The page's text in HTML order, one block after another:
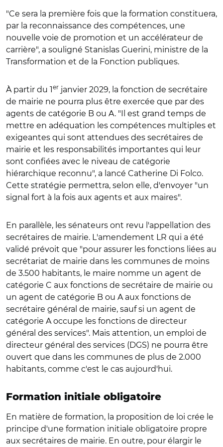
"Ce sera la première fois que la formation constituera,
par la reconnaissance des compétences, une
nouvelle voie de promotion et un accélérateur de
carrière", a souligné Stanislas Guerini, ministre de la
Transformation et de la Fonction publiques.
À partir du 1er janvier 2029, la fonction de secrétaire
de mairie ne pourra plus être exercée que par des
agents de catégorie B ou A. "Il est grand temps de
mettre en adéquation les compétences multiples et
exigeantes qui sont attendues des secrétaires de
mairie et les responsabilités importantes qui leur
sont confiées avec le niveau de catégorie
hiérarchique reconnu", a lancé Catherine Di Folco.
Cette stratégie permettra, selon elle, d'envoyer "un
signal fort à la fois aux agents et aux maires".
En parallèle, les sénateurs ont revu l'appellation des
secrétaires de mairie. L'amendement LR qui a été
validé prévoit que "pour assurer les fonctions liées au
secrétariat de mairie dans les communes de moins
de 3.500 habitants, le maire nomme un agent de
catégorie C aux fonctions de secrétaire de mairie ou
un agent de catégorie B ou A aux fonctions de
secrétaire général de mairie, sauf si un agent de
catégorie A occupe les fonctions de directeur
général des services". Mais attention, un emploi de
directeur général des services (DGS) ne pourra être
ouvert que dans les communes de plus de 2.000
habitants, comme c'est le cas aujourd'hui.
Formation initiale obligatoire
En matière de formation, la proposition de loi crée le
principe d'une formation initiale obligatoire propre
aux secrétaires de mairie. En outre, pour élargir le